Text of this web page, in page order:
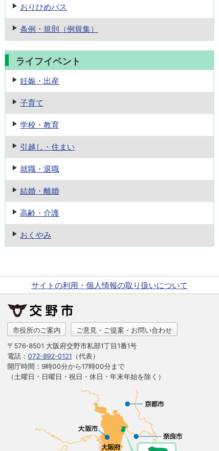
おりひめバス
条例・規則 （例規集）
ライフイベント
妊娠・出産
子育て
学校・教育
引越し・住まい
就職・退職
結婚・離婚
高齢・介護
おくやみ
サイトの利用・個人情報の取り扱いについて
市役所のご案内 ご意見・ご提案・お問い合わせ
〒576-8501 大阪府交野市私部1丁目1番1号
電話： 072-892-0121 （代表）
開庁時間：9時00分から17時00分まで
（土曜日・日曜日・祝日・休日・年末年始を除く）